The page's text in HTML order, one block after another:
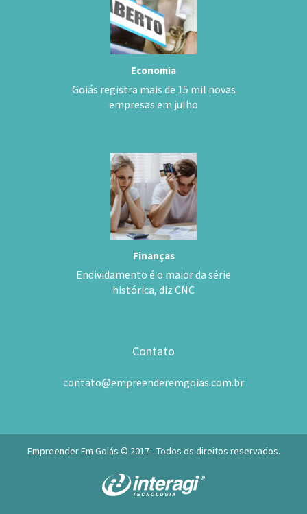
Economia
Goiás registra mais de 15 mil novas
empresas em julho
Finanças
Endividamento é o maior da série
histórica, diz CNC
Contato
contato@empreenderemgoias.com.br
Empreender Em Goiás © 2017 - Todos os direitos reservados.